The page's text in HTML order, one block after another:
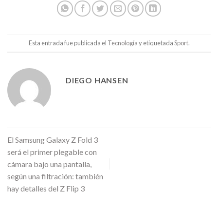
Esta entrada fue publicada el Tecnologíay etiquetadaSport.
DIEGO HANSEN
El Samsung Galaxy Z Fold 3
será el primer plegable con
cámara bajo una pantalla,
según una filtración: también
hay detalles del Z Flip 3